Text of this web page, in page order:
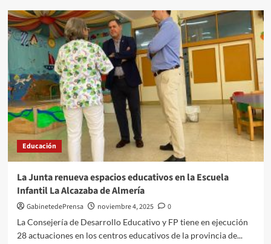
La
Escuela
del
Mármol
inicia
un
itinerario
de
Formación
Dual
en
Elaboración
de
Educación
La Junta renueva espacios educativos en la Escuela
Infantil La Alcazaba de Almería
GabinetedePrensa noviembre 4, 2025
0
La Consejería de Desarrollo Educativo y FP tiene en ejecución
28 actuaciones en los centros educativos de la provincia de...